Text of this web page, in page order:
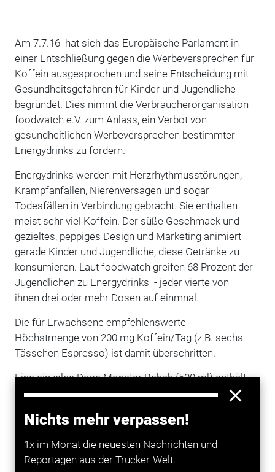
Nichts mehr verpassen!
1x im Monat die neuesten Nachrichten und
Reportagen aus der Trucker-Welt.
Am 7.7.16 hat sich das Europäische Parlament in
einer Entschließung gegen die Werbeversprechen für
Koffein ausgesprochen und seine Entscheidung mit
Gesundheitsgefahren für Kinder und Jugendliche
begründet. Dies nimmt die Verbraucherorganisation
foodwatch e.V. zum Anlass, ein Verbot von
gesundheitlichen Werbeversprechen bestimmter
Energydrinks zu fordern.
Energydrinks werden mit Herzrhythmusstörungen,
Krampfanfällen, Nierenversagen und sogar
Todesfällen in Verbindung gebracht. Sie enthalten
meist sehr viel Koffein. Der süße Geschmack und
gezieltes, peppiges Design und Marketing animiert
gerade Kinder und Jugendliche, diese Getränke zu
konsumieren. Laut foodwatch greifen 68 Prozent der
Jugendlichen zu Energydrinks - jeder vierte von
ihnen drei oder mehr Dosen auf einmnal.
Die für Erwachsene empfehlenswerte
Höchstmenge von 200 mg Koffein/Tag (z.B. sechs
Tässchen Espresso) ist damit überschritten.
Eine einzelne Dose Monster Rehab (500 ml) enthält
bereits 160 mg.
Das Votum des EU-Parlaments ist ein klares Signal
Experte für Lebensmittelmarketing.
"Gesundheitsbotschaften wie eine 'höhere